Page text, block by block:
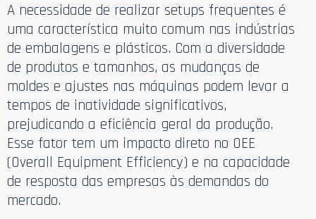
A necessidade de realizar setups frequentes é
uma característica muito comum nas indústrias
de embalagens e plásticos. Com a diversidade
de produtos e tamanhos, as mudanças de
moldes e ajustes nas máquinas podem levar a
tempos de inatividade significativos,
prejudicando a eficiência geral da produção.
Esse fator tem um impacto direto no OEE
(Overall Equipment Efficiency) e na capacidade
de resposta das empresas às demandas do
mercado.